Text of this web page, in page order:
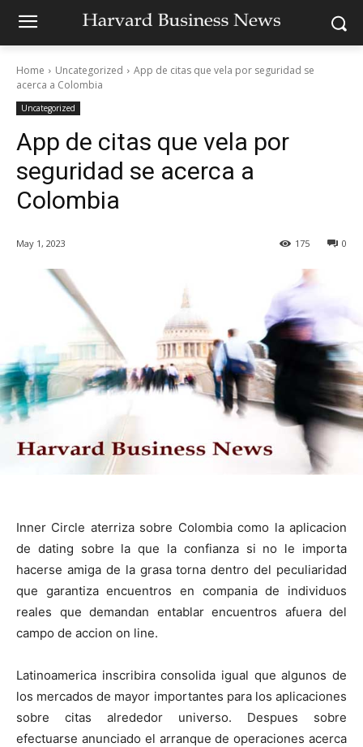
Home Uncategorized
App de citas que vela por seguridad se
acerca a Colombia
Uncategorized
App de citas que vela por
seguridad se acerca a
Colombia
May 1, 2023 0
175
Inner Circle aterriza sobre Colombia como la aplicacion
de dating sobre la que la confianza si no le importa
hacerse amiga de la grasa torna dentro del peculiaridad
que garantiza encuentros en compania de individuos
reales que demandan entablar encuentros afuera del
campo de accion on line.
Latinoamerica inscribira consolida igual que algunos de
los mercados de mayor importantes para los aplicaciones
sobre citas alrededor universo. Despues sobre
efectuarse anunciado el arranque de operaciones acerca